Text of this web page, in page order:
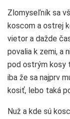
Zlomyseľník sa
koscom a ostrej
vietor a dažde
povalia k zemi, a
pod ostrým kosy
iba že sa najprv
kosiť, lebo taká
Nuž a kde sú